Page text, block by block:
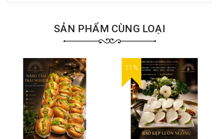
SẢN PHẨM CÙNG LOẠI
11%